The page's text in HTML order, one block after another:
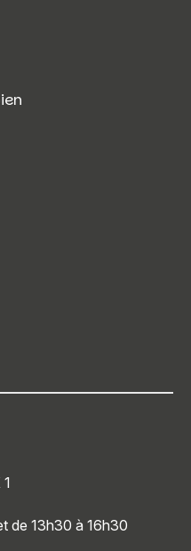
de 13h30 à 16h30